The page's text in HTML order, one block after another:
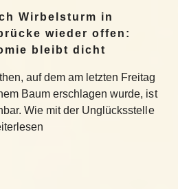
Wirbelsturm in
wieder offen:
bleibt dicht
auf dem am letzten Freitag
Baum erschlagen wurde, ist
Wie mit der Unglücksstelle